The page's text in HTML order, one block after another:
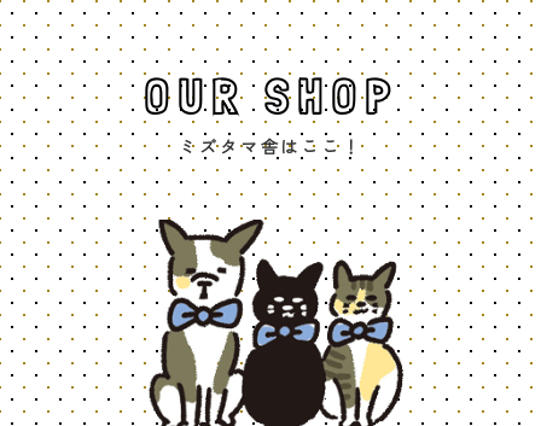
OUR SHOP
ミズタマ舎はここ！